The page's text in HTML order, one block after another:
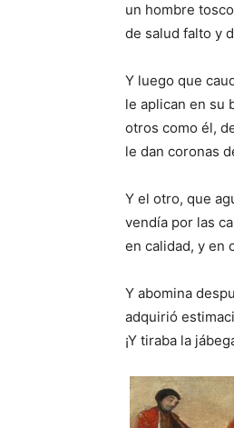
un hombre
de salud falto y
Y luego que
le aplican en su
otros como él,
le dan coronas
Y el otro, que
vendía por las
en calidad, y en
Y abomina
adquirió
¡Y tiraba la